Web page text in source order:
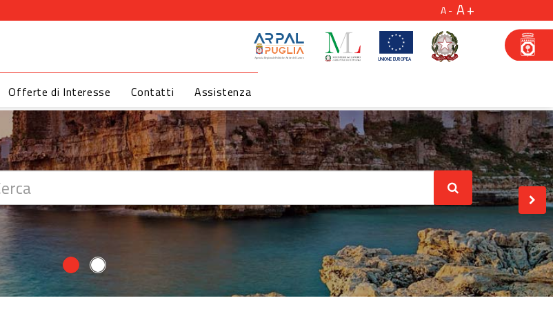
A A
Offerte di Interesse Contatti Assistenza